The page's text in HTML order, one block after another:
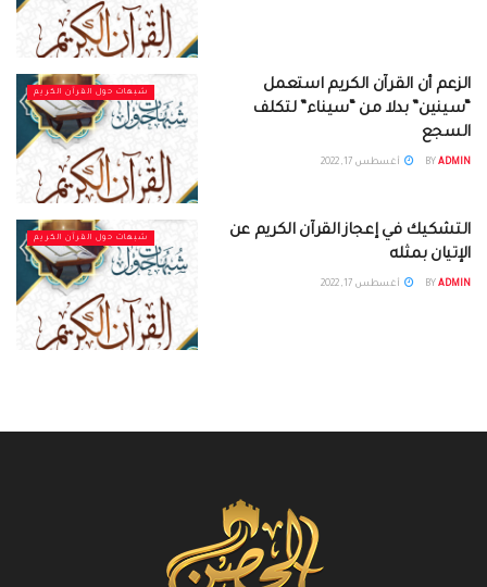
شبهات حول القرآن الكريم
الزعم أن القرآن الكريم استعمل
“سينين” بدلا من “سيناء” لتكلف
السجع
BY ADMIN أغسطس 17, 2022
شبهات حول القرآن الكريم
التشكيك في إعجاز القرآن الكريم عن
الإتيان بمثله
BY ADMIN أغسطس 17, 2022